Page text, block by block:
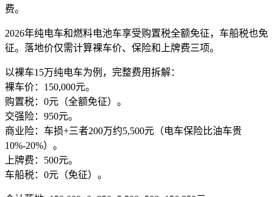
费。
2026年纯电车和燃料电池车享受购置税全额免征，车船税也免
征。落地价仅需计算裸车价、保险和上牌费三项。
以裸车15万纯电车为例，完整费用拆解：
裸车价：150,000元。
购置税：0元（全额免征）。
交强险：950元。
商业险：车损+三者200万约5,500元（电车保险比油车贵
10%-20%）。
上牌费：500元。
车船税：0元（免征）。